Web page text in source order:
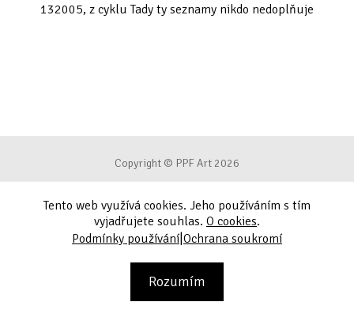
132005, z cyklu Tady ty seznamy nikdo nedoplňuje
Copyright © PPF Art 2026
Podmínky používání
Ochrana soukromí
Tento web využívá cookies. Jeho používáním s tím
vyjadřujete souhlas. O cookies.
Podmínky používání|Ochrana soukromí
Rozumím